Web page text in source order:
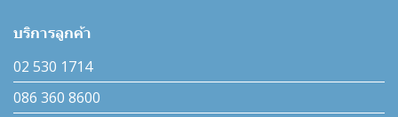
บริการลูกค้า
02 530 1714
086 360 8600